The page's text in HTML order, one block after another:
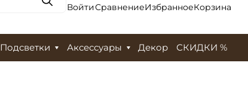
ПоискВойтиСравнениеИзбранноеКорзина
Подсветки Аксессуары Декор СКИДКИ %